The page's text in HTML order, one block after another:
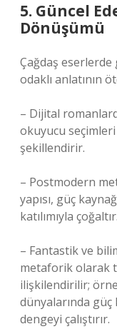
5. Güncel
Dönüşümü
Çağdaş
odaklı anlatının
– Dijital
okuyucu
şekillendirir.
– Postmodern
yapısı, güç
katılımıyla çoğaltır.
– Fantastik ve
metaforik olarak
ilişkilendirilir;
dünyalarında güç
dengeyi çalıştırır.